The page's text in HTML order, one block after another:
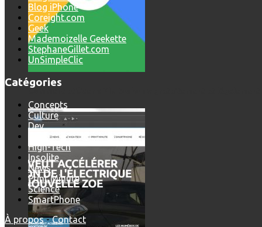
Blog iPhone
Coreight.com
Geek
Mademoizelle Geekette
StephaneGillet.com
UnSimpleClic
Catégories
Concepts
Culture
Dev
High-Tech
Insolite
News
Print'Minute
Science
SmartPhone
À propos-Contact